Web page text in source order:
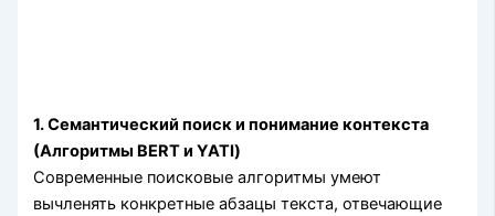
1. Семантический поиск и понимание контекста
(Алгоритмы BERT и YATI)
Современные поисковые алгоритмы умеют
вычленять конкретные абзацы текста, отвечающие